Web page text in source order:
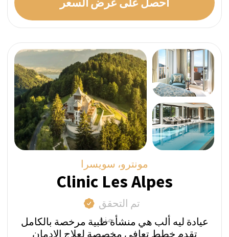
السعر المباشر أسبوعيًا:
من 24,800 فرنك سويسري
احصل على عرض السعر
اطرح سؤالاً عبر واتساب
قام فريق التفتيش التابع لنا بزيارة مرافق مقدم
الخدمة للتأكد من مطابقتها للصور المعروضة على